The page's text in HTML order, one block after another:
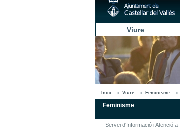
Viure
Inici Viure Feminisme
Feminisme
Servei d'Informació i Atenció a